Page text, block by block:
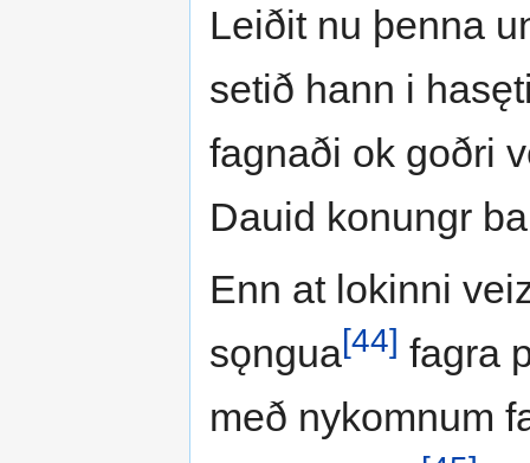
Leiðit nu þenna
setið hann i
fagnaði ok goðri
Dauid konungr
Enn at lokinni
sǫngua[44] fagra
með nykomnum